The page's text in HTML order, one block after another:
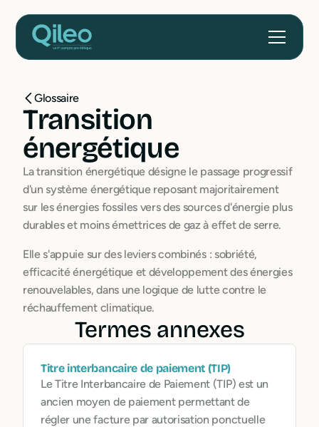
Glossaire
Transition
énergétique
La transition énergétique désigne le passage progressif
d'un système énergétique reposant majoritairement
sur les énergies fossiles vers des sources d'énergie plus
durables et moins émettrices de gaz à effet de serre.
Elle s'appuie sur des leviers combinés : sobriété,
efficacité énergétique et développement des énergies
renouvelables, dans une logique de lutte contre le
réchauffement climatique.
Termes annexes
Titre interbancaire de paiement (TIP)
Le Titre Interbancaire de Paiement (TIP) est un
ancien moyen de paiement permettant de
régler une facture par autorisation ponctuelle